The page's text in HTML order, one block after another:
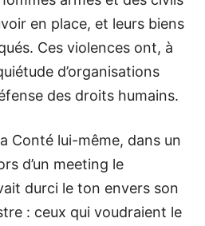
en place, et leurs biens
Ces violences ont, à
d’organisations
des droits humains.
Conté lui-même, dans un
d’un meeting le
durci le ton envers son
: ceux qui voudraient le